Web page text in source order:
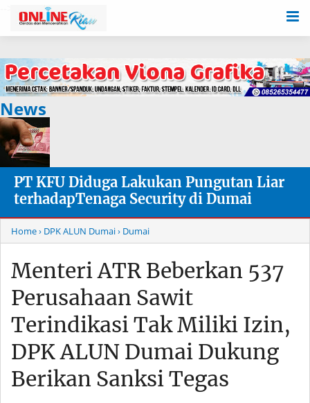
News
PT KFU Diduga Lakukan Pungutan Liar
terhadapTenaga Security di Dumai
Home› DPK ALUN Dumai› Dumai
Menteri ATR Beberkan 537
Perusahaan Sawit
Terindikasi Tak Miliki Izin,
DPK ALUN Dumai Dukung
Berikan Sanksi Tegas